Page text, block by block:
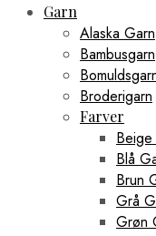
Garn
Alaska Garn
Bambusgarn
Broderigarn
Farver
Blå
Brun
Grå
Grøn